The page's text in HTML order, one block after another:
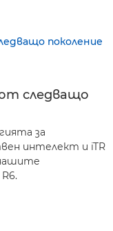
следващо
за
интелект и iTR